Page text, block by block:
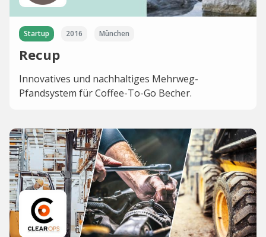
Startup 2016 München
Recup
Innovatives und nachhaltiges Mehrweg-
Pfandsystem für Coffee-To-Go Becher.